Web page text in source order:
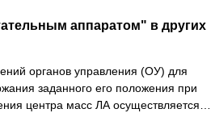
аппаратом" в других
органов управления (ОУ) для
заданного его положения при
центра масс ЛА осуществляется…